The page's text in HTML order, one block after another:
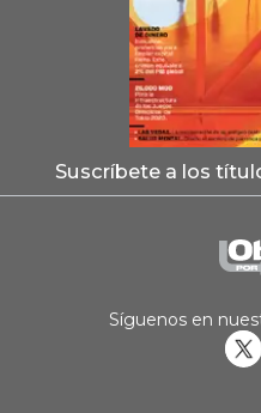
Suscríbete a los
Síguenos en